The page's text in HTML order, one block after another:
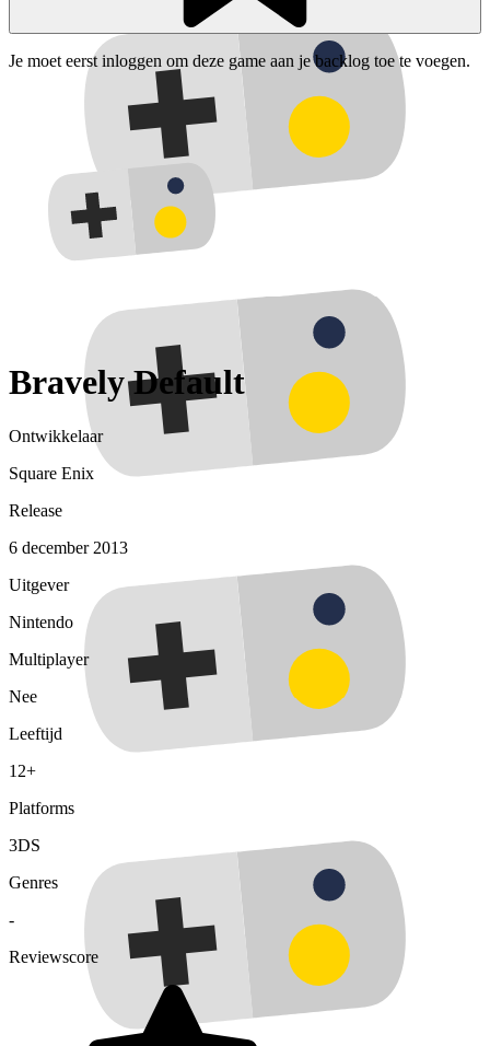
Je moet eerst inloggen om deze game aan je backlog toe te voegen.
Bravely Default
Ontwikkelaar
Square Enix
Release
6 december 2013
Uitgever
Nintendo
Multiplayer
Nee
Leeftijd
12+
Platforms
3DS
Genres
-
Reviewscore